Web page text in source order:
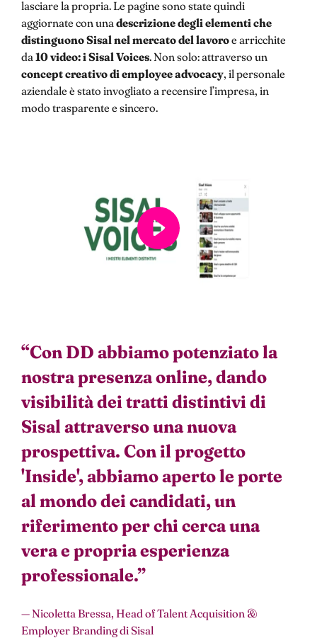
lasciare la propria. Le pagine sono state quindi
aggiornate con unadescrizione degli elementi che
distinguono Sisal nel mercato del lavoroe arricchite
da10 video: i Sisal Voices. Non solo: attraverso un
concept creativo di employee advocacy, il personale
aziendale è stato invogliato a recensire l’impresa, in
modo trasparente e sincero.
“Con DD abbiamo potenziato la
nostra presenza online, dando
visibilità dei tratti distintivi di
Sisal attraverso una nuova
prospettiva. Con il progetto
'Inside', abbiamo aperto le porte
al mondo dei candidati, un
riferimento per chi cerca una
vera e propria esperienza
professionale.”
— Nicoletta Bressa, Head of Talent Acquisition &
Employer Branding di Sisal